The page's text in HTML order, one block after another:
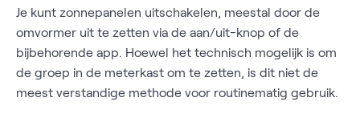
Je kunt zonnepanelen uitschakelen, meestal door de
omvormer uit te zetten via de aan/uit-knop of de
bijbehorende app. Hoewel het technisch mogelijk is om
de groep in de meterkast om te zetten, is dit niet de
meest verstandige methode voor routinematig gebruik.